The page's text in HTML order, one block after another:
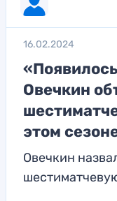
16.02.2024
Овечкин
этом
Овечкин